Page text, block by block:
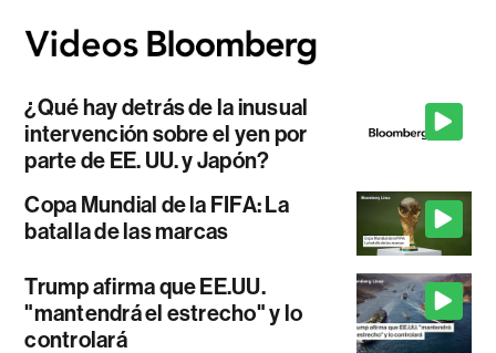
¿Qué hay detrás de la inusual
intervención sobre el yen por
parte de EE. UU. y Japón?
Copa Mundial de la FIFA: La
batalla de las marcas
Trump afirma que EE.UU.
"mantendrá el estrecho" y lo
controlará